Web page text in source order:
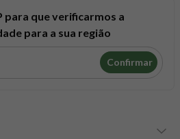
para que verificarmos a
para a sua região
Confirmar